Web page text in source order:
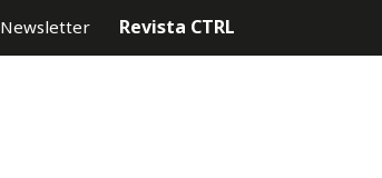
Newsletter Revista CTRL